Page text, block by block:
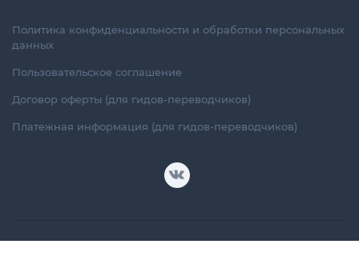
Политика конфиденциальности и обработки персональных
данных
Пользовательское соглашение
Договор оферты (для гидов-переводчиков)
Платежная информация (для гидов-переводчиков)